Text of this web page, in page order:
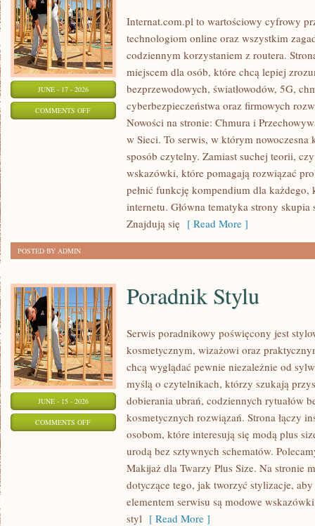
JUNE - 17 - 2026
COMMENTS OFFON
REGULACJE
INTERNECIE
Internat.com.pl to wartościowy cyfrowy
technologiom online oraz wszystkim
codziennym korzystaniem z routera.
miejscem dla osób, które chcą lepiej
bezprzewodowych, światłowodów, 5G,
cyberbezpieczeństwa oraz firmowych
Nowości na stronie: Chmura i
w Sieci. To serwis, w którym nowoczesna
sposób czytelny. Zamiast suchej teorii,
wskazówki, które pomagają rozwiązać
pełnić funkcję kompendium dla
internetu. Główna tematyka strony
Znajdują się [ Read More ]
POSTED BY ADMIN
JUNE - 15 - 2026
COMMENTS OFFON
Poradnik Stylu
Serwis poradnikowy poświęcony jest
kosmetycznym, wizażowi oraz
chcą wyglądać pewnie niezależnie od
myślą o czytelnikach, którzy szukają
dobierania ubrań, codziennych rytuałów
kosmetycznych rozwiązań. Strona łączy
osobom, które interesują się modą plus
urodą bez sztywnych schematów.
Makijaż dla Twarzy Plus Size. Na stronie
dotyczące tego, jak tworzyć stylizacje,
elementem serwisu są modowe
styl [ Read More ]